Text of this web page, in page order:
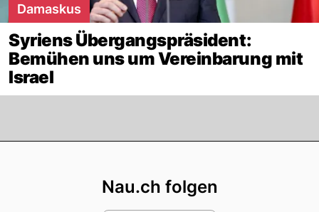
Damaskus
Syriens Übergangspräsident:
Bemühen uns um Vereinbarung mit
Israel
Nau.ch folgen